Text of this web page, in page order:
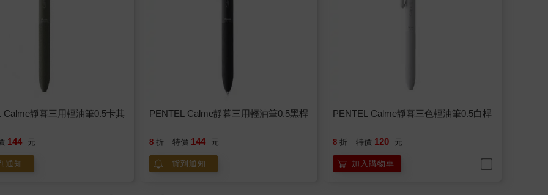
Calme靜暮三用輕油筆0.5卡其
144 元
通知
PENTEL Calme靜暮三用輕油筆0.5黑桿
8 折 特價 144 元
貨到通知
PENTEL Calme靜暮三色輕油筆0.5白桿
8 折 特價 120 元
加入購物車